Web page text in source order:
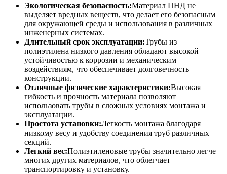
Экологическая безопасность:Материал ПНД не
выделяет вредных веществ, что делает его безопасным
для окружающей среды и использования в различных
инженерных системах.
Длительный срок эксплуатации:Трубы из
полиэтилена низкого давления обладают высокой
устойчивостью к коррозии и механическим
воздействиям, что обеспечивает долговечность
конструкции.
Отличные физические характеристики:Высокая
гибкость и прочность материала позволяют
использовать трубы в сложных условиях монтажа и
эксплуатации.
Простота установки:Легкость монтажа благодаря
низкому весу и удобству соединения труб различных
секций.
Легкий вес:Полиэтиленовые трубы значительно легче
многих других материалов, что облегчает
транспортировку и установку.